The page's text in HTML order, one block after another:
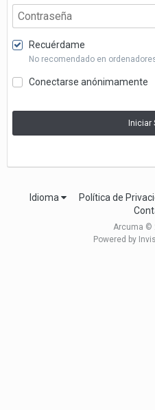
Recuérdame
No recomendado en
Conectarse anónimamente
Iniciar
Idioma Política de
Arcuma ©
Powered by